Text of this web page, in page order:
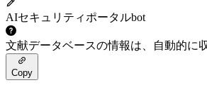
AIセキュリティポータルbot
文献データベースの情報は、自動的に
Copy